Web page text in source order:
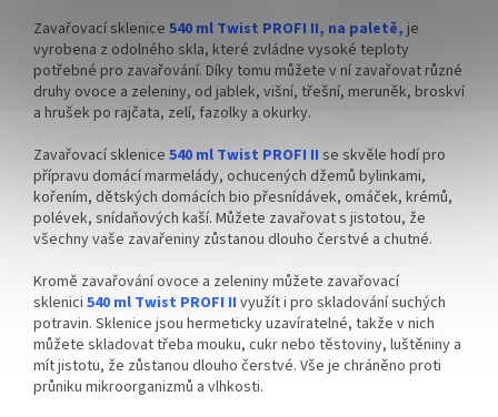
Zavařovací sklenice 540 ml Twist PROFI II, na paletě, je
vyrobena z odolného skla, které zvládne vysoké teploty
potřebné pro zavařování. Díky tomu můžete v ní zavařovat různé
druhy ovoce a zeleniny, od jablek, višní, třešní, meruněk, broskví
a hrušek po rajčata, zelí, fazolky a okurky.
Zavařovací sklenice 540 ml Twist PROFI II se skvěle hodí pro
přípravu domácí marmelády, ochucených džemů bylinkami,
kořením, dětských domácích bio přesnídávek, omáček, krémů,
polévek, snídaňových kaší. Můžete zavařovat s jistotou, že
všechny vaše zavařeniny zůstanou dlouho čerstvé a chutné.
Kromě zavařování ovoce a zeleniny můžete zavařovací
sklenici 540 ml Twist PROFI II využít i pro skladování suchých
potravin. Sklenice jsou hermeticky uzavíratelné, takže v nich
můžete skladovat třeba mouku, cukr nebo těstoviny, luštěniny a
mít jistotu, že zůstanou dlouho čerstvé. Vše je chráněno proti
průniku mikroorganizmů a vlhkosti.